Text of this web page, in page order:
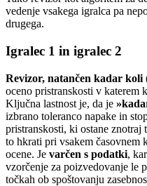
vedenje vsakega igralca pa
drugega.
Igralec 1 in igralec 2
Revizor, natančen kadar koli
oceno pristranskosti v katerem
Ključna lastnost je, da je
izbrano toleranco napake in
pristranskosti, ki ostane znotraj
to hkrati pri vsakem časovnem
ocene. Je varčen s podatki,
vzorčenje za poizvedovanje le
točkah ob spoštovanju